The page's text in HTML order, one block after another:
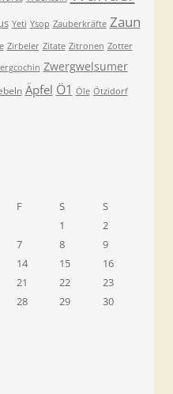
Yeti Ysop Zauberkräfte Zaun
Zirbeler Zitate Zitronen Zotter
Zwergwelsumer
Äpfel Ö1 Öle Ötzidorf
F S
S
1
2
7 8
9
14 15
16
21 22
23
28 29
30